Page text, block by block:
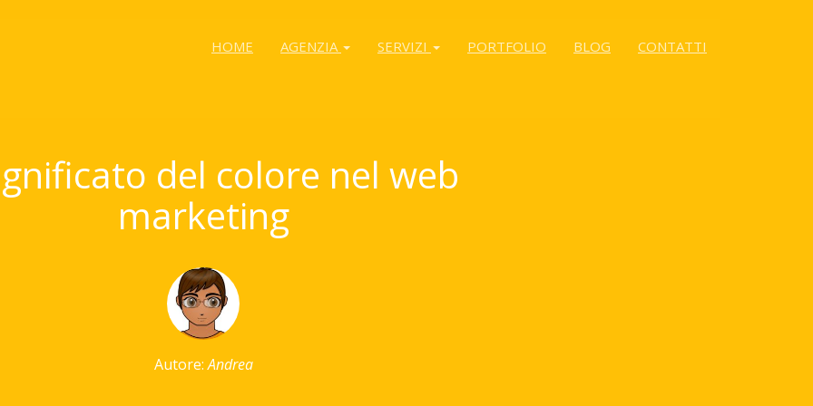
HOME AGENZIA SERVIZI PORTFOLIO BLOG CONTATTI
del colore nel web
marketing
Autore:Andrea